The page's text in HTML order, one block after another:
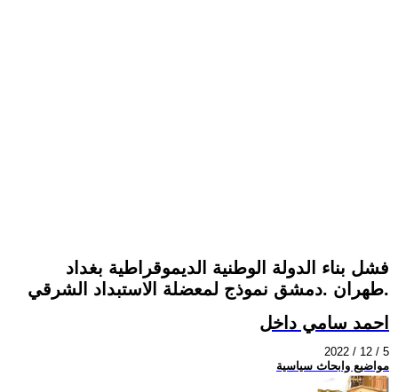
فشل بناء الدولة الوطنية الديموقراطية بغداد
.طهران .دمشق نموذج لمعضلة الاستبداد الشرقي
احمد سامي داخل
2022 / 12 / 5
مواضيع وابحاث سياسية